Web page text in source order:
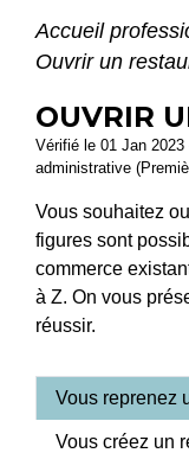
Accueil
Ouvrir un
OUVRIR
Vérifié le 01 Jan
administrative
Vous souhaitez
figures sont
commerce
à Z. On vous
réussir.
Vous reprenez
Vous créez un